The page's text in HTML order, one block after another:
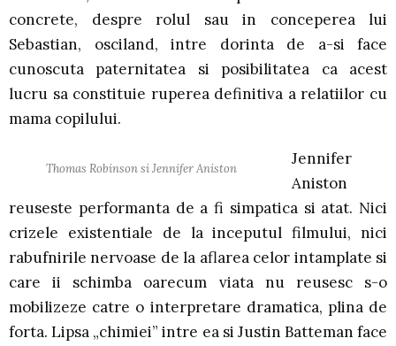
concrete, despre rolul sau in conceperea lui
Sebastian, osciland, intre dorinta de a-si face
cunoscuta paternitatea si posibilitatea ca acest
lucru sa constituie ruperea definitiva a relatiilor cu
mama copilului.
Thomas Robinson si Jennifer Aniston
Jennifer
Aniston
reuseste performanta de a fi simpatica si atat. Nici
crizele existentiale de la inceputul filmului, nici
rabufnirile nervoase de la aflarea celor intamplate si
care ii schimba oarecum viata nu reusesc s-o
mobilizeze catre o interpretare dramatica, plina de
forta. Lipsa „chimiei” intre ea si Justin Batteman face